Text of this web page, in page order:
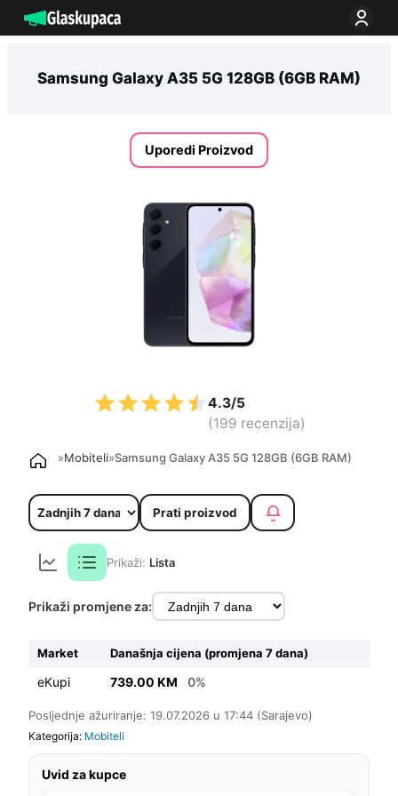
na
Samsung Galaxy A35 5G 128GB (6GB RAM)
Uporedi Proizvod
4.3/5
(199 recenzija)
»Mobiteli»Samsung Galaxy A35 5G 128GB (6GB RAM)
Prati proizvod
Prikaži: Lista
Prikaži promjene za:
Market Današnja cijena (promjena 7 dana)
eKupi 739.00 KM 0%
Posljednje ažuriranje: 19.07.2026 u 17:44 (Sarajevo)
Kategorija: Mobiteli
Uvid za kupce